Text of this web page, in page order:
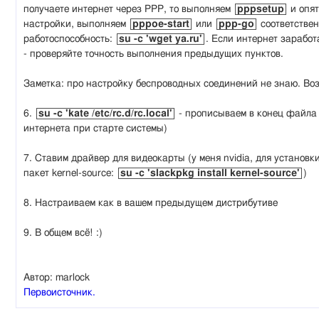
получаете интернет через PPP, то выполняем
pppsetup
и
настройки, выполняем
pppoe-start или ppp-go
работоспособность:
su -c 'wget ya.ru' . Если интернет
- проверяйте точность выполнения предыдущих пунктов.
Заметка: про настройку беспроводных соединений не знаю.
6. su -c 'kate /etc/rc.d/rc.local'
- прописываем в конец
интернета при старте системы)
7. Ставим драйвер для видеокарты (у меня nvidia, для
пакет kernel-source:
su -c 'slackpkg install kernel-source' )
8. Настраиваем как в вашем предыдущем дистрибутиве
9. В общем всё! :)
Автор: marlock
Первоисточник.